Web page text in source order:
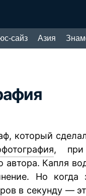
сайз Азия
который
, при
автора. Капля
Но когда
в секунду —